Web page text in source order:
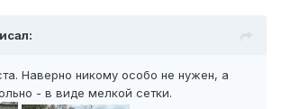
Наверно никому особо не нужен, а
- в виде мелкой сетки.